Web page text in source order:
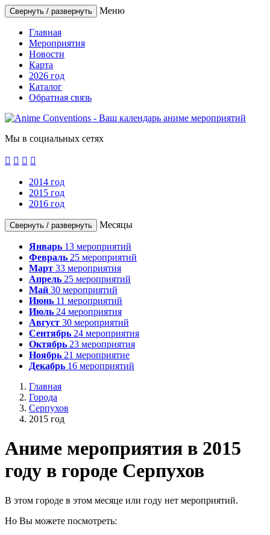
Свернуть / развернуть Меню
Главная
Мероприятия
Новости
Карта
2026 год
Каталог
Обратная связь
Мы в социальных сетях
   
2014 год
2015 год
2016 год
Свернуть / развернуть Месяцы
Январь 13 мероприятий
Февраль 25 мероприятий
Март 33 мероприятия
Апрель 25 мероприятий
Май 30 мероприятий
Июнь 11 мероприятий
Июль 24 мероприятия
Август 30 мероприятий
Сентябрь 24 мероприятия
Октябрь 23 мероприятия
Ноябрь 21 мероприятие
Декабрь 16 мероприятий
Главная
Города
Серпухов
2015 год
Аниме мероприятия в 2015
году в городе Серпухов
В этом городе в этом месяце или году нет мероприятий.
Но Вы можете посмотреть: